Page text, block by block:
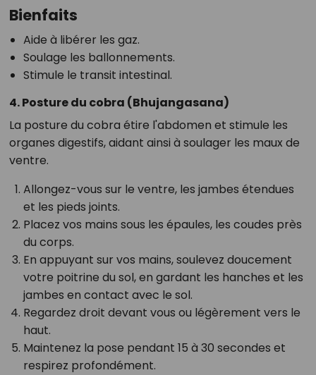
Bienfaits
Aide à libérer les gaz.
Soulage les ballonnements.
Stimule le transit intestinal.
4. Posture du cobra (Bhujangasana)
La posture du cobra étire l'abdomen et stimule les
organes digestifs, aidant ainsi à soulager les maux de
ventre.
Allongez-vous sur le ventre, les jambes étendues
et les pieds joints.
Placez vos mains sous les épaules, les coudes près
du corps.
En appuyant sur vos mains, soulevez doucement
votre poitrine du sol, en gardant les hanches et les
jambes en contact avec le sol.
Regardez droit devant vous ou légèrement vers le
haut.
Maintenez la pose pendant 15 à 30 secondes et
respirez profondément.